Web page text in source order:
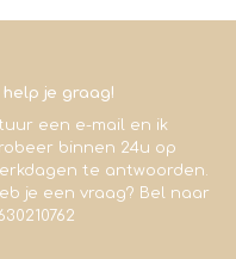
help je graag!
een e-mail en ik
binnen 24u op
te antwoorden.
je een vraag? Bel naar